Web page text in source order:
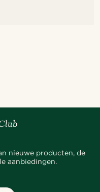
nieuwe producten, de
aanbiedingen.